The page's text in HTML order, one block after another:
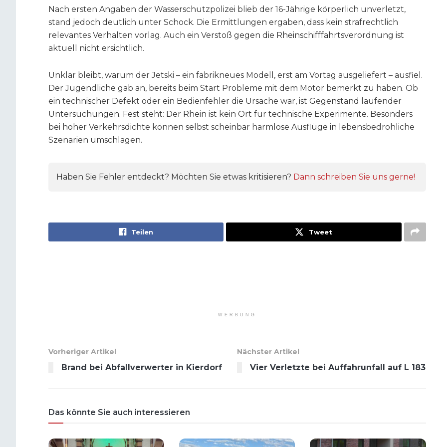
Nach ersten Angaben der Wasserschutzpolizei blieb der 16-Jährige körperlich unverletzt,
stand jedoch deutlich unter Schock. Die Ermittlungen ergaben, dass kein strafrechtlich
relevantes Verhalten vorlag. Auch ein Verstoß gegen die Rheinschifffahrtsverordnung ist
aktuell nicht ersichtlich.
Unklar bleibt, warum der Jetski – ein fabrikneues Modell, erst am Vortag ausgeliefert – ausfiel.
Der Jugendliche gab an, bereits beim Start Probleme mit dem Motor bemerkt zu haben. Ob
ein technischer Defekt oder ein Bedienfehler die Ursache war, ist Gegenstand laufender
Untersuchungen. Fest steht: Der Rhein ist kein Ort für technische Experimente. Besonders
bei hoher Verkehrsdichte können selbst scheinbar harmlose Ausflüge in lebensbedrohliche
Szenarien umschlagen.
Haben Sie Fehler entdeckt? Möchten Sie etwas kritisieren? Dann schreiben Sie uns gerne!
Teilen Tweet
WERBUNG
Vorheriger Artikel
Brand bei Abfallverwerter in Kierdorf
Nächster Artikel
Vier Verletzte bei Auffahrunfall auf L 183
Das könnte Sie auch interessieren